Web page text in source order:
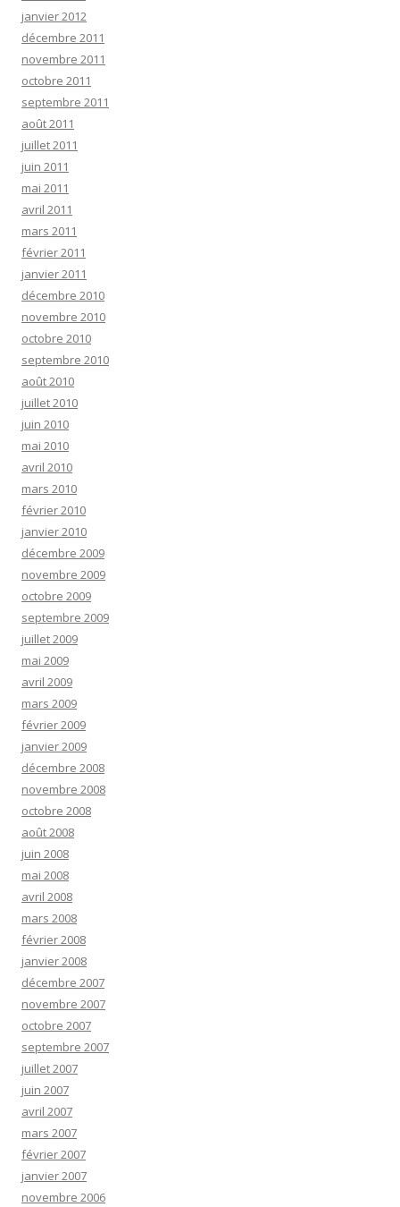
janvier 2012
décembre 2011
novembre 2011
octobre 2011
septembre 2011
août 2011
juillet 2011
juin 2011
mai 2011
avril 2011
mars 2011
février 2011
janvier 2011
décembre 2010
novembre 2010
octobre 2010
septembre 2010
août 2010
juillet 2010
juin 2010
mai 2010
avril 2010
mars 2010
février 2010
janvier 2010
décembre 2009
novembre 2009
octobre 2009
septembre 2009
juillet 2009
mai 2009
avril 2009
mars 2009
février 2009
janvier 2009
décembre 2008
novembre 2008
octobre 2008
août 2008
juin 2008
mai 2008
avril 2008
mars 2008
février 2008
janvier 2008
décembre 2007
novembre 2007
octobre 2007
septembre 2007
juillet 2007
juin 2007
avril 2007
mars 2007
février 2007
janvier 2007
novembre 2006